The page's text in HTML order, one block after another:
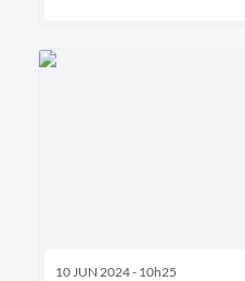
10 JUN 2024 - 10h25